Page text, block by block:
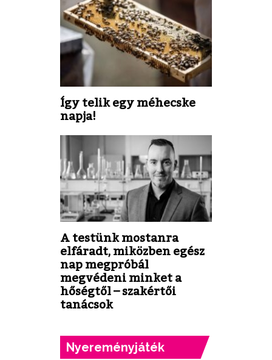
Így telik egy méhecske
napja!
A testünk mostanra
elfáradt, miközben egész
nap megpróbál
megvédeni minket a
hőségtől – szakértői
tanácsok
Nyereményjáték